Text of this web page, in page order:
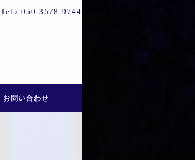
Tel /050-3578-9744
お問い合わせ